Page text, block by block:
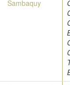
Sambaquy